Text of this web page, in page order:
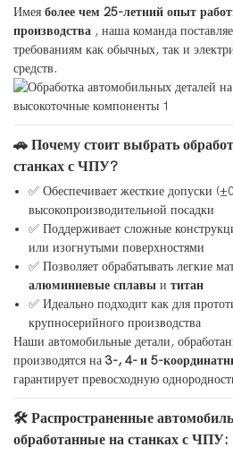
Имея более чем 25-летний опыт
производства , наша команда
требованиям как обычных, так и
средств.
🚗 Почему стоит выбрать
станках с ЧПУ?
✅ Обеспечивает жесткие допуски
высокопроизводительной посадки
✅ Поддерживает сложные
или изогнутыми поверхностями
✅ Позволяет обрабатывать легкие
алюминиевые сплавыи титан
✅ Идеально подходит как для
крупносерийного производства
Наши автомобильные детали,
производятся на 3-, 4- и 5-
гарантирует превосходную
🛠 Распространенные
обработанные на станках с ЧПУ: